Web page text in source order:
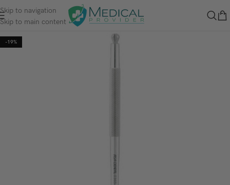
Skip to navigation
Skip to main content
-19%